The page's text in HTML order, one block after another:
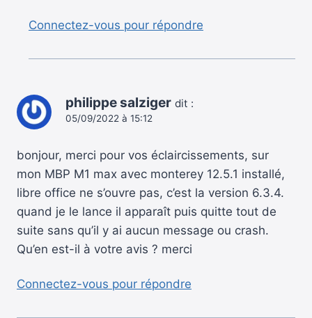
Connectez-vous pour répondre
philippe salziger dit :
05/09/2022 à 15:12
bonjour, merci pour vos éclaircissements, sur
mon MBP M1 max avec monterey 12.5.1 installé,
libre office ne s’ouvre pas, c’est la version 6.3.4.
quand je le lance il apparaît puis quitte tout de
suite sans qu’il y ai aucun message ou crash.
Qu’en est-il à votre avis ? merci
Connectez-vous pour répondre